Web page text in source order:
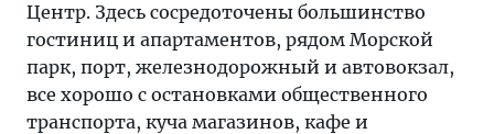
Центр. Здесь сосредоточены большинство
гостиниц и апартаментов, рядом Морской
парк, порт, железнодорожный и автовокзал,
все хорошо с остановками общественного
транспорта, куча магазинов, кафе и